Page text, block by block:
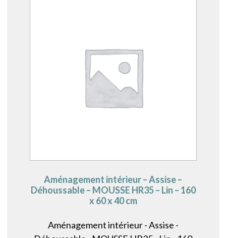
Aménagement intérieur – Assise –
Déhoussable – MOUSSE HR35 – Lin – 160
x 60 x 40 cm
Aménagement intérieur - Assise -